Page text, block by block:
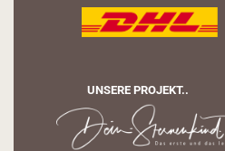
UNSERE PROJEKT..